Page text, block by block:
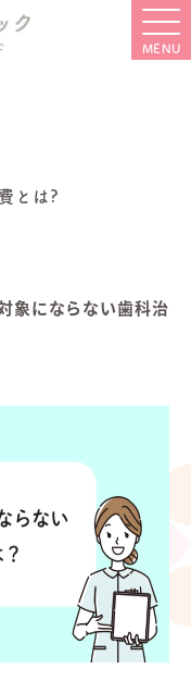
とは?
象にならない歯科治